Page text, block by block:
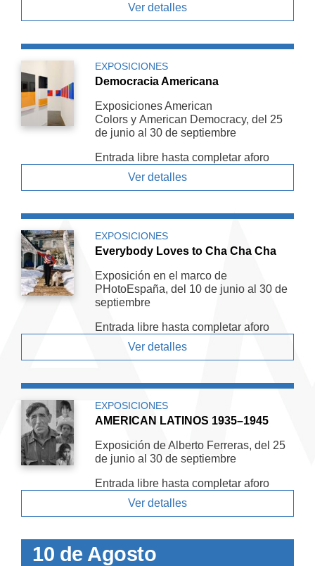
Ver detalles
EXPOSICIONES
Democracia Americana
Exposiciones American
Colors y American De­mocracy, del 25
de junio al 30 de septiembre
Entrada libre hasta completar aforo
Ver detalles
EXPOSICIONES
Everybody Loves to Cha Cha Cha
Exposición en el marco de
PHotoEspaña, del 10 de junio al 30 de
septiembre
Entrada libre hasta completar aforo
Ver detalles
EXPOSICIONES
AMERICAN LATINOS 1935–1945
Exposición de Alberto Ferreras, del 25
de junio al 30 de septiembre
Entrada libre hasta completar aforo
Ver detalles
10 de Agosto